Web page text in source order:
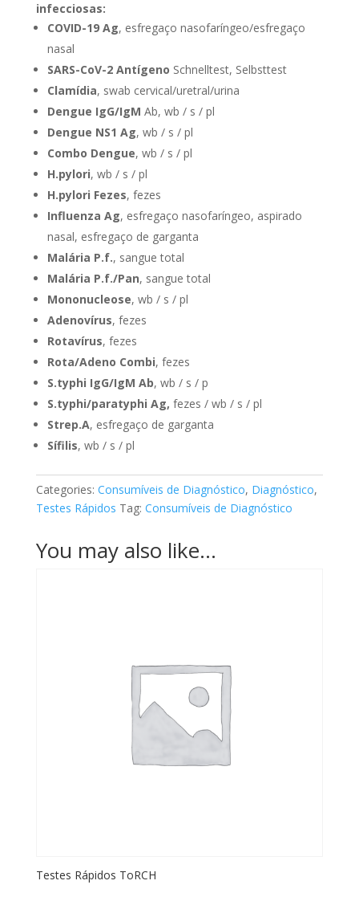
infecciosas:
COVID-19 Ag, esfregaço nasofaríngeo/esfregaço
nasal
SARS-CoV-2 Antígeno Schnelltest, Selbsttest
Clamídia, swab cervical/uretral/urina
Dengue IgG/IgM Ab, wb / s / pl
Dengue NS1 Ag, wb / s / pl
Combo Dengue, wb / s / pl
H.pylori, wb / s / pl
H.pylori Fezes, fezes
Influenza Ag, esfregaço nasofaríngeo, aspirado
nasal, esfregaço de garganta
Malária P.f., sangue total
Malária P.f./Pan, sangue total
Mononucleose, wb / s / pl
Adenovírus, fezes
Rotavírus, fezes
Rota/Adeno Combi, fezes
S.typhi IgG/IgM Ab, wb / s / p
S.typhi/paratyphi Ag, fezes / wb / s / pl
Strep.A, esfregaço de garganta
Sífilis, wb / s / pl
Categories: Consumíveis de Diagnóstico, Diagnóstico,
Testes Rápidos Tag: Consumíveis de Diagnóstico
You may also like…
Testes Rápidos ToRCH